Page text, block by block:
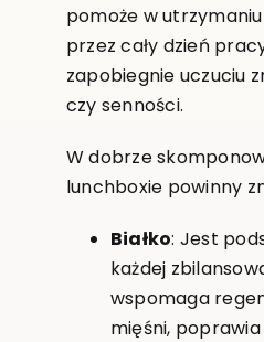
pomoże w
przez cały dzień
zapobiegnie uczuciu
czy senności.
W dobrze
lunchboxie powinny
Białko: Jest
każdej
wspomaga
mięśni, poprawia